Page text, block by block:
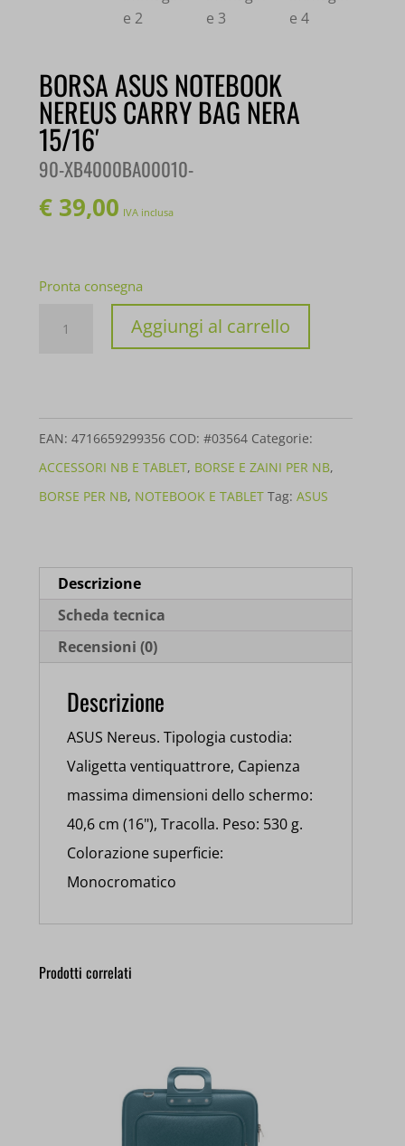
BORSA ASUS NOTEBOOK
NEREUS CARRY BAG NERA
15/16′
90-XB4000BA00010-
€ 39,00
Pronta consegna
ASUS
XB4000BA00010-
quantità
Aggiungi al carrello
EAN: 4716659299356 COD: #03564 Categorie:
ACCESSORI NB E TABLET BORSE E ZAINI PER NB
BORSE PER NB NOTEBOOK E TABLET Tag: ASUS
Descrizione
Scheda tecnica
Recensioni (0)
Descrizione
ASUS Nereus. Tipologia custodia:
Valigetta ventiquattrore, Capienza
massima dimensioni dello schermo:
40,6 cm (16"), Tracolla. Peso: 530 g.
Colorazione superficie:
Monocromatico
Prodotti correlati